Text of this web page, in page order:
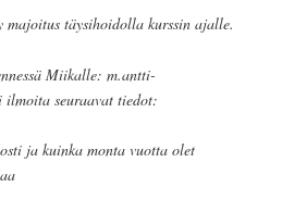
täysihoidolla kurssin ajalle.
Miikalle: m.antti-
seuraavat tiedot:
ja kuinka monta vuotta olet